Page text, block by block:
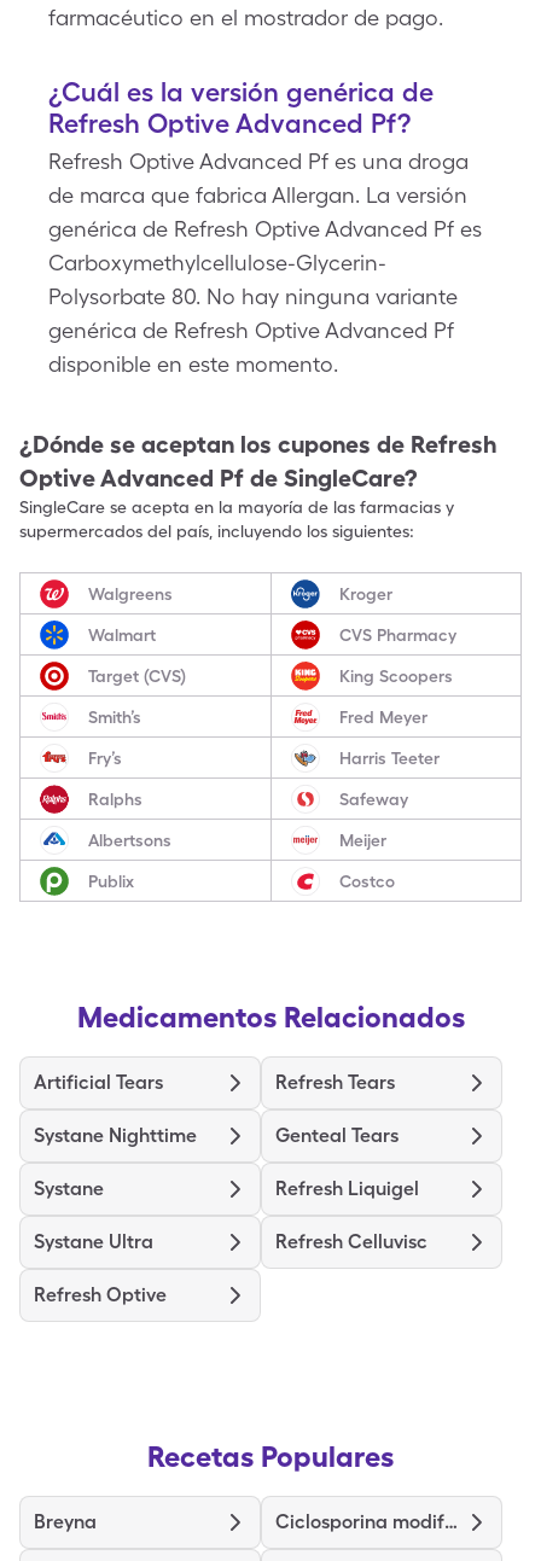
farmacéutico en el mostrador de pago.
¿Cuál es la versión genérica de
Refresh Optive Advanced Pf?
Refresh Optive Advanced Pf es una droga
de marca que fabrica Allergan. La versión
genérica de Refresh Optive Advanced Pf es
Carboxymethylcellulose-Glycerin-
Polysorbate 80. No hay ninguna variante
genérica de Refresh Optive Advanced Pf
disponible en este momento.
¿Dónde se aceptan los cupones de Refresh
Optive Advanced Pf de SingleCare?
SingleCare se acepta en la mayoría de las farmacias y
supermercados del país, incluyendo los siguientes:
Walgreens Kroger
Walmart CVS Pharmacy
Target (CVS) King Scoopers
Smith’s Fred Meyer
Fry’s Harris Teeter
Ralphs Safeway
Albertsons Meijer
Publix Costco
Medicamentos Relacionados
Artificial Tears Refresh Tears
Systane Nighttime Genteal Tears
Systane Refresh Liquigel
Systane Ultra Refresh Celluvisc
Refresh Optive
Recetas Populares
Breyna Ciclosporina modificada